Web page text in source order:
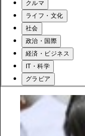
クルマ
ライフ・文化
社会
政治・国際
経済・ビジネス
IT・科学
グラビア